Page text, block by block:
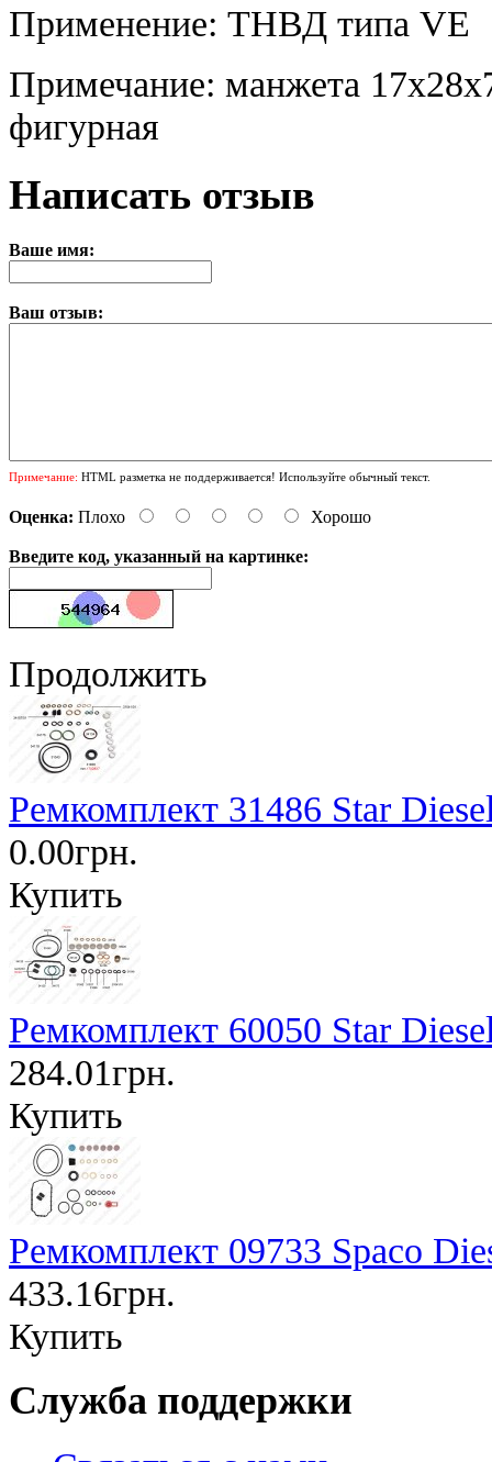
Применение: ТНВД типа VE
Примечание: манжета
фигурная
Написать отзыв
Ваше имя:
Ваш отзыв:
Примечание: HTML разметка не поддерживается! Используйте обычный текст.
Оценка: Плохо Хорошо
Введите код, указанный на картинке:
Продолжить
Ремкомплект 31486 Star
0.00грн.
Купить
Ремкомплект 60050 Star
284.01грн.
Купить
Ремкомплект 09733 Spaco
433.16грн.
Купить
Служба поддержки